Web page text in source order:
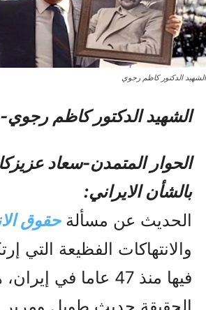
الشهید الدکتور کاظم رجوي
الشهید الدکتور کاظم رجوي-
الحوار المتمدن-سعاد
بالشأن الايراني:
الحديث عن مسألةحقوق
والانتهاکات الفظيعة التي
فيها منذ 47 عاما في